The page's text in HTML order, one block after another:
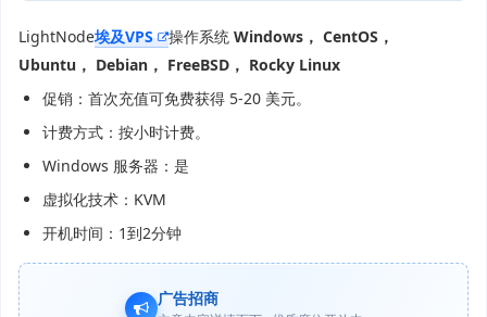
LightNode埃及VPS 操作系统 Windows， CentOS，
Ubuntu， Debian， FreeBSD， Rocky Linux
促销：首次充值可免费获得 5-20 美元。
计费方式：按小时计费。
Windows 服务器：是
虚拟化技术：KVM
开机时间：1到2分钟
广告招商